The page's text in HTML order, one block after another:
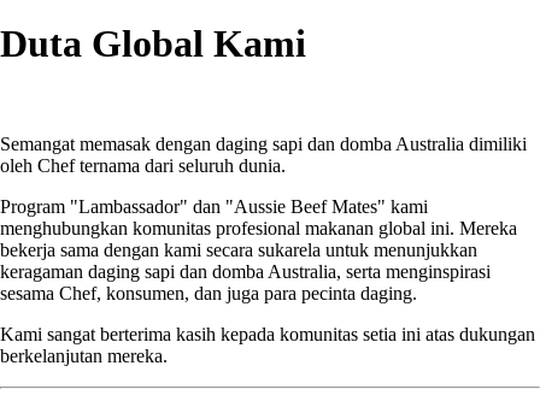
Duta Global Kami
Semangat memasak dengan daging sapi dan domba Australia dimiliki
oleh Chef ternama dari seluruh dunia.
Program "Lambassador" dan "Aussie Beef Mates" kami
menghubungkan komunitas profesional makanan global ini. Mereka
bekerja sama dengan kami secara sukarela untuk menunjukkan
keragaman daging sapi dan domba Australia, serta menginspirasi
sesama Chef, konsumen, dan juga para pecinta daging.
Kami sangat berterima kasih kepada komunitas setia ini atas dukungan
berkelanjutan mereka.